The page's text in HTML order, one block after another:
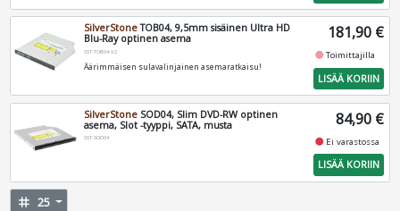
SilverStoneTOB04, 9,5mm sisäinen Ultra HD
Blu-Ray optinen asema
SST-TOB04-V2
Äärimmäisen sulavalinjainen asemaratkaisu!
181,90 €
fiber_manual_recordToimittajilla
LISÄÄ KORIIN
SilverStone SOD04, Slim DVD-RW optinen
asema, Slot -tyyppi, SATA, musta
SST-SOD04
84,90 €
fiber_manual_record Ei varastossa
LISÄÄ KORIIN
tag 25